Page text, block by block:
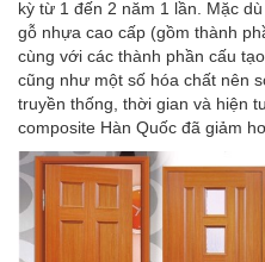
kỳ từ 1 đến 2 năm 1 lần. Mặc
gỗ nhựa cao cấp (gồm thành
cùng với các thành phần cấu
cũng như một số hóa chất nên
truyền thống, thời gian và hiện
composite Hàn Quốc đã giảm